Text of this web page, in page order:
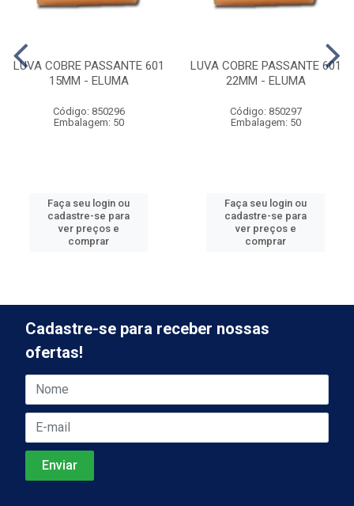
LUVA COBRE PASSANTE 601
15MM - ELUMA
Código: 850296
Embalagem: 50
Faça seu login ou
cadastre-se para
ver preços e
comprar
LUVA COBRE PASSANTE 601
22MM - ELUMA
Código: 850297
Embalagem: 50
Faça seu login ou
cadastre-se para
ver preços e
comprar
Cadastre-se para receber nossas
ofertas!